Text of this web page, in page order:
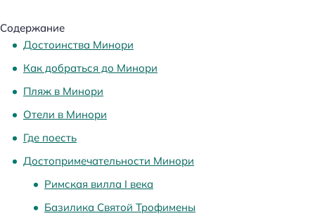
Содержание
Достоинства Минори
Как добраться до Минори
Пляж в Минори
Отели в Минори
Где поесть
Достопримечательности Минори
Римская вилла I века
Базилика Святой Трофимены